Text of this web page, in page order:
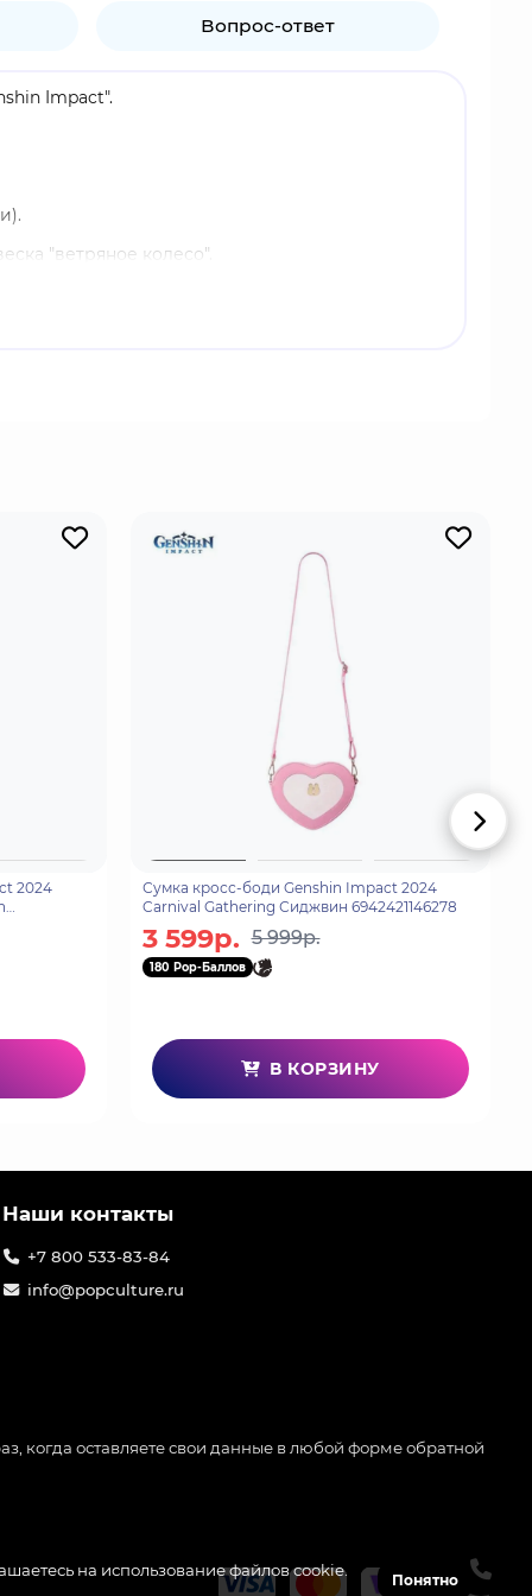
Вопрос-ответ
Impact".
"ветряное колесо".
2024
Сумка кросс-боди Genshin Impact 2024
Carnival Gathering Сиджвин 6942421146278
3 599р. 5 999р.
180 Pop-Баллов
В КОРЗИНУ
на использование файлов cookie.
Понятно
Наши контакты
+7 800 533-83-84
info@popculture.ru
когда оставляете свои данные в любой форме обратной